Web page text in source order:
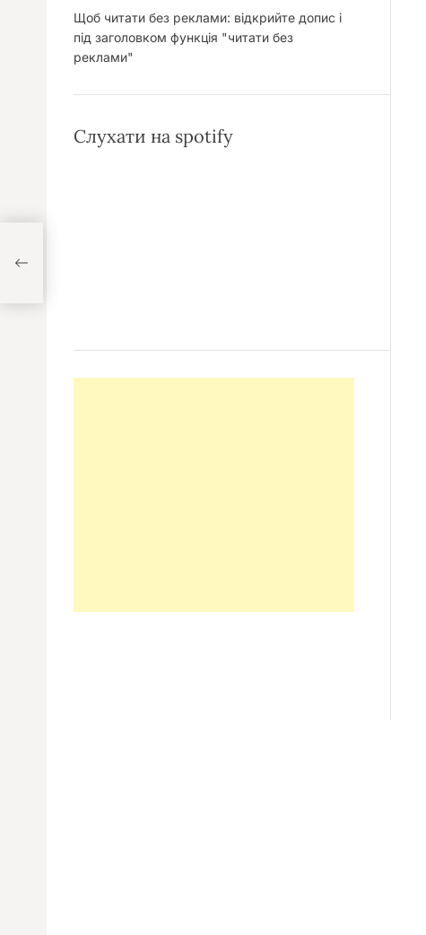
Щоб читати без реклами: відкрийте допис і
під заголовком функція "читати без
реклами"
Слухати на spotify